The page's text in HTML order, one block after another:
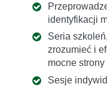
identyfikacji
Seria
zrozumieć i
mocne strony
Sesje